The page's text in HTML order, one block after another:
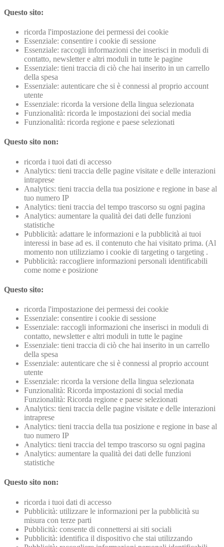
Questo sito:
ricorda l'impostazione dei permessi dei cookie
Essenziale: consentire i cookie di sessione
Essenziale: raccogli informazioni che inserisci in moduli di
contatto, newsletter e altri moduli in tutte le pagine
Essenziale: tieni traccia di ciò che hai inserito in un carrello
della spesa
Essenziale: autenticare che si è connessi al proprio account
utente
Essenziale: ricorda la versione della lingua selezionata
Funzionalità: ricorda le impostazioni dei social media
Funzionalità: ricorda regione e paese selezionati
Questo sito non:
ricorda i tuoi dati di accesso
Analytics: tieni traccia delle pagine visitate e delle interazioni
intraprese
Analytics: tieni traccia della tua posizione e regione in base al
tuo numero IP
Analytics: tieni traccia del tempo trascorso su ogni pagina
Analytics: aumentare la qualità dei dati delle funzioni
statistiche
Pubblicità: adattare le informazioni e la pubblicità ai tuoi
interessi in base ad es. il contenuto che hai visitato prima. (Al
momento non utilizziamo i cookie di targeting o targeting .
Pubblicità: raccogliere informazioni personali identificabili
come nome e posizione
Questo sito:
ricorda l'impostazione dei permessi dei cookie
Essenziale: consentire i cookie di sessione
Essenziale: raccogli informazioni che inserisci in moduli di
contatto, newsletter e altri moduli in tutte le pagine
Essenziale: tieni traccia di ciò che hai inserito in un carrello
della spesa
Essenziale: autenticare che si è connessi al proprio account
utente
Essenziale: ricorda la versione della lingua selezionata
Funzionalità: Ricorda impostazioni di social media
Funzionalità: Ricorda regione e paese selezionati
Analytics: tieni traccia delle pagine visitate e delle interazioni
intraprese
Analytics: tieni traccia della tua posizione e regione in base al
tuo numero IP
Analytics: tieni traccia del tempo trascorso su ogni pagina
Analytics: aumentare la qualità dei dati delle funzioni
statistiche
Questo sito non:
ricorda i tuoi dati di accesso
Pubblicità: utilizzare le informazioni per la pubblicità su
misura con terze parti
Pubblicità: consente di connettersi ai siti sociali
Pubblicità: identifica il dispositivo che stai utilizzando